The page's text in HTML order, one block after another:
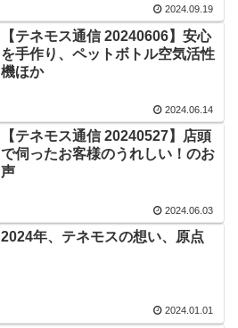
2024.09.19
【テネモス通信 20240606】安心
を手作り、ペットボトル空気活性
機ほか
2024.06.14
【テネモス通信 20240527】店頭
で伺ったお客様のうれしい！のお
声
2024.06.03
2024年、テネモスの想い、原点
2024.01.01